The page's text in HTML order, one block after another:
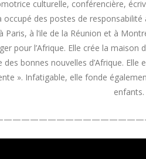
culturelle, conférencière,
occupé des postes de
Paris, à l’ile de la Réunion et à
pour l’Afrique. Elle crée la
bonnes nouvelles d’Afrique.
». Infatigable, elle fonde
enfants.